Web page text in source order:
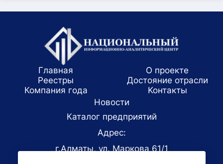
Главная
О проекте
Реестры
Достояние отрасли
Компания года
Koнтaкты
Новости
Каталог предприятий
Адрес:
г.Алматы, ул. Маркова 61/1